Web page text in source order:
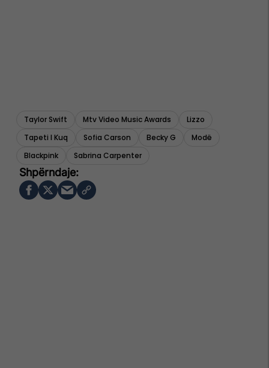
Taylor Swift Mtv Video Music Awards
Lizzo
Tapeti I Kuq
Sofia Carson Becky G
Modë
Blackpink
Sabrina Carpenter